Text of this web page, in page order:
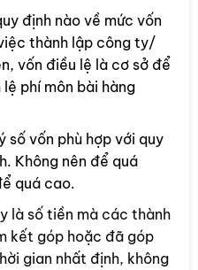
định nào về mức vốn
thành lập công ty/
vốn điều lệ là cơ sở để
phí môn bài hàng
số vốn phù hợp với quy
Không nên để quá
quá cao.
là số tiền mà các thành
kết góp hoặc đã góp
gian nhất định, không